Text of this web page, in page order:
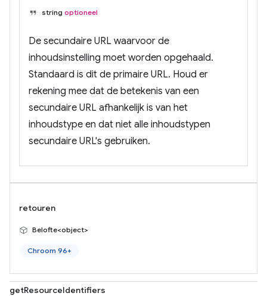
string optioneel
De secundaire URL waarvoor de
inhoudsinstelling moet worden opgehaald.
Standaard is dit de primaire URL. Houd er
rekening mee dat de betekenis van een
secundaire URL afhankelijk is van het
inhoudstype en dat niet alle inhoudstypen
secundaire URL's gebruiken.
retouren
Belofte<object>
Chroom 96+
getResourceIdentifiers